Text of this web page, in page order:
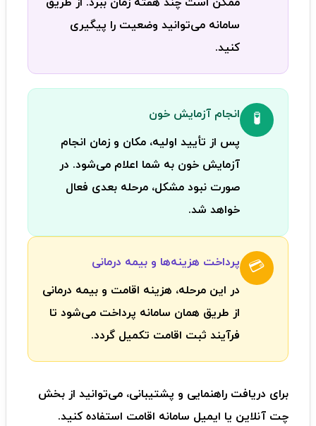
ممکن است چند هفته زمان ببرد. از طریق
سامانه می‌توانید وضعیت را پیگیری
کنید.
🧪
انجام آزمایش خون
پس از تأیید اولیه، مکان و زمان انجام
آزمایش خون به شما اعلام می‌شود. در
صورت نبود مشکل، مرحله بعدی فعال
خواهد شد.
💳
پرداخت هزینه‌ها و بیمه درمانی
در این مرحله، هزینه اقامت و بیمه درمانی
از طریق همان سامانه پرداخت می‌شود تا
فرآیند ثبت اقامت تکمیل گردد.
برای دریافت راهنمایی و پشتیبانی، می‌توانید از بخش
چت آنلاین یا ایمیل سامانه اقامت استفاده کنید.